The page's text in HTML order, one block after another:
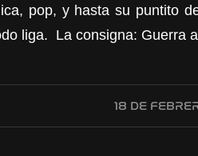
pop, y hasta su puntito
liga. La consigna: Guerra
18 DE